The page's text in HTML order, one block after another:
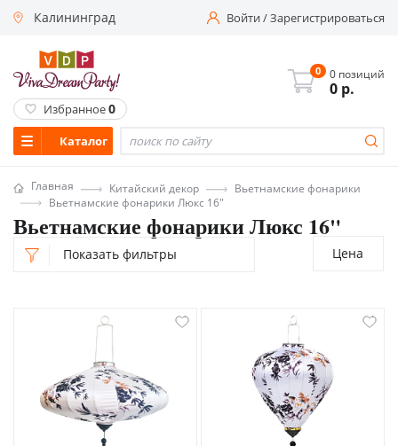
Калининград Войти/Зарегистрироваться
Каталог
0 0 позиций
0 р.
Избранное0
Главная Китайский декор
Вьетнамские фонарики
Вьетнамские фонарики Люкс 16"
Вьетнамские фонарики Люкс 16"
Показать фильтры Цена